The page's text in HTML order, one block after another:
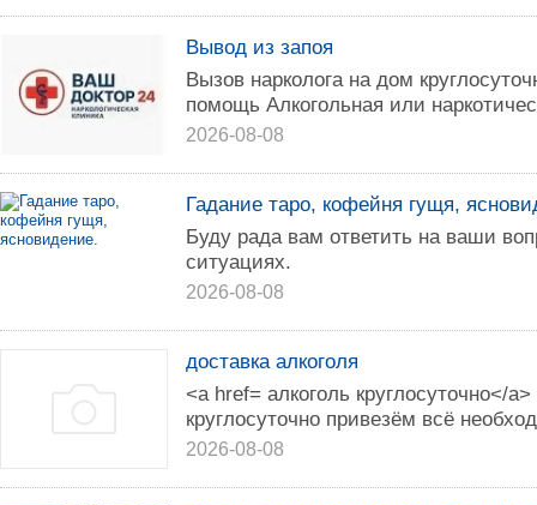
Вывод из запоя
Вызов нарколога на дом
помощь Алкогольная или
2026-08-08
Гадание таро, кофейня гущя,
Буду рада вам ответить на ваши
ситуациях.
2026-08-08
доставка алкоголя
<a href= алкоголь круглосуточно</
круглосуточно привезём всё
2026-08-08